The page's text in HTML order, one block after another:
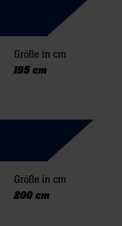
Größe in cm
195 cm
Größe in cm
200 cm